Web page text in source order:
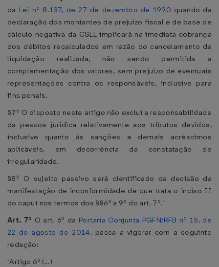
da Lei nº 8.137, de 27 de dezembro de 1990 quando da
declaração dos montantes de prejuízo fiscal e de base de
cálculo negativa da CSLL implicará na imediata cobrança
dos débitos recalculados em razão do cancelamento da
liquidação realizada, não sendo permitida a
complementação dos valores, sem prejuízo de eventuais
representações contra os responsáveis, inclusive para
fins penais.
§7º O disposto neste artigo não exclui a responsabilidade
da pessoa jurídica relativamente aos tributos devidos,
inclusive quanto às sanções e demais acréscimos
aplicáveis, em decorrência da constatação de
irregularidade.
§8º O sujeito passivo será cientificado da decisão da
manifestação de inconformidade de que trata o inciso II
do caput nos termos dos §§6º a 9º do art. 7º."
Art. 7º O art. 6º da Portaria Conjunta PGFN/RFB nº 15, de
22 de agosto de 2014, passa a vigorar com a seguinte
redação:
"Artigo 6º (...)